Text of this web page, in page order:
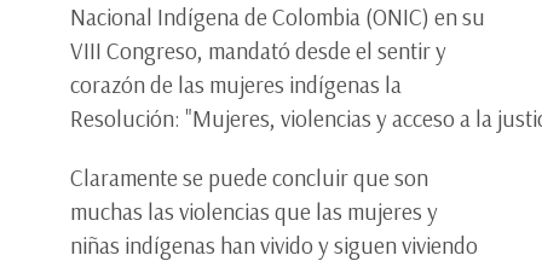
Nacional Indígena de Colombia (ONIC) en su
VIII Congreso, mandató desde el sentir y
corazón de las mujeres indígenas la
Resolución: "Mujeres, violencias y acceso a la
Claramente se puede concluir que son
muchas las violencias que las mujeres y
niñas indígenas han vivido y siguen viviendo